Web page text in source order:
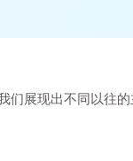
展现出不同以往的